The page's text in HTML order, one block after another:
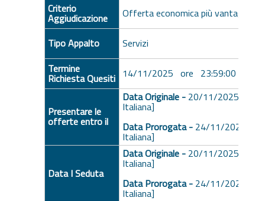
Criterio
Aggiudicazione Offerta economica più vantaggiosa
Tipo Appalto
Servizi
Termine
Richiesta Quesiti 14/11/2025 ore 23:59:00 [Ora
Presentare le
offerte entro il
Data Originale - 20/11/2025 ore
Italiana]
Data Prorogata - 24/11/2025
Italiana]
Data I Seduta
Data Originale - 20/11/2025 ore
Italiana]
Data Prorogata - 24/11/2025
Italiana]